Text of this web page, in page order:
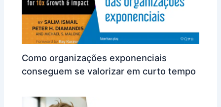
Como organizações exponenciais
conseguem se valorizar em curto tempo